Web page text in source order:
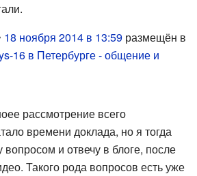
18 ноября 2014 в 13:59 размещён в
16 в Петербурге - общение и
рассмотрение всего
времени доклада, но я тогда
вопросом и отвечу в блоге, после
Такого рода вопросов есть уже